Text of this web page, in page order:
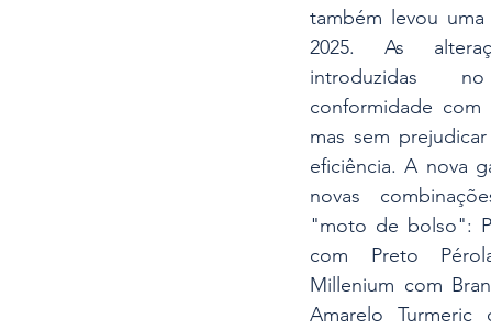
também levou
2025. As
introduzidas
conformidade com
mas sem
eficiência. A nova
novas
"moto de bolso":
com Preto
Millenium com
Amarelo Turmeric